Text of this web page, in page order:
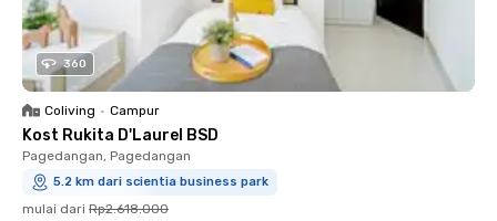
360
Coliving • Campur
Kost Rukita D'Laurel BSD
Pagedangan, Pagedangan
5.2 km dari scientia business park
mulai dari Rp2.618.000